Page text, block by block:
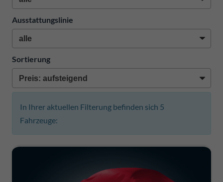
Ausstattungslinie
Sortierung
In Ihrer aktuellen Filterung befinden sich 5
Fahrzeuge: